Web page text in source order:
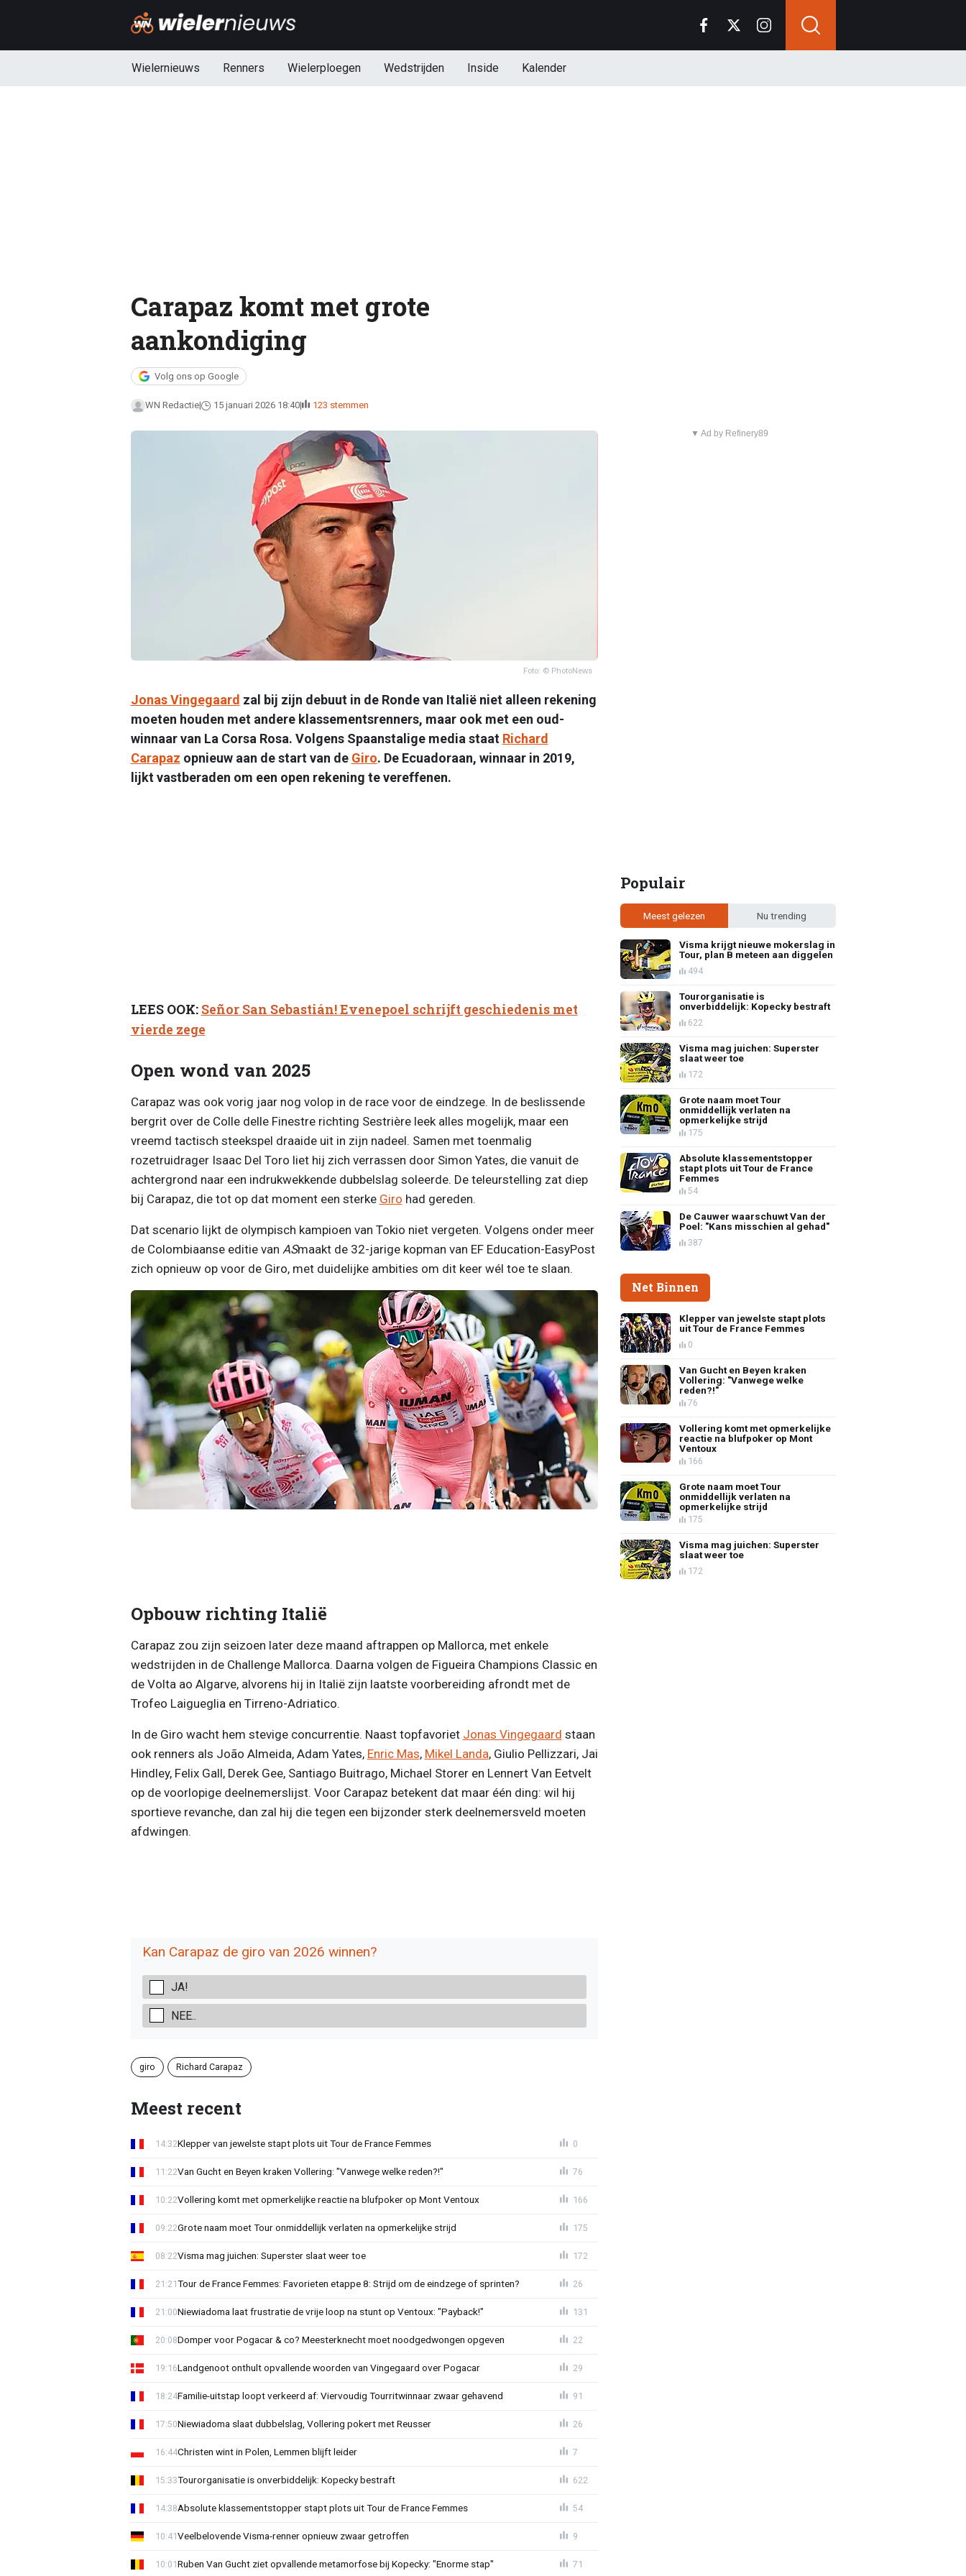
Wielernieuws Renners Wielerploegen Wedstrijden Inside Kalender
Carapaz komt met grote
aankondiging
Volg ons op Google
WN Redactie 15 januari 2026 18:40 123 stemmen
Foto: © PhotoNews
Jonas Vingegaard zal bij zijn debuut in de Ronde van Italië niet alleen rekening
moeten houden met andere klassementsrenners, maar ook met een oud-
winnaar van La Corsa Rosa. Volgens Spaanstalige media staat Richard
Carapaz opnieuw aan de start van de Giro. De Ecuadoraan, winnaar in 2019,
lijkt vastberaden om een open rekening te vereffenen.
LEES OOK: Señor San Sebastián! Evenepoel schrijft geschiedenis met
vierde zege
Open wond van 2025
Carapaz was ook vorig jaar nog volop in de race voor de eindzege. In de beslissende
bergrit over de Colle delle Finestre richting Sestrière leek alles mogelijk, maar een
vreemd tactisch steekspel draaide uit in zijn nadeel. Samen met toenmalig
rozetruidrager Isaac Del Toro liet hij zich verrassen door Simon Yates, die vanuit de
achtergrond naar een indrukwekkende dubbelslag soleerde. De teleurstelling zat diep
bij Carapaz, die tot op dat moment een sterke Giro had gereden.
Dat scenario lijkt de olympisch kampioen van Tokio niet vergeten. Volgens onder meer
de Colombiaanse editie van ASmaakt de 32-jarige kopman van EF Education-EasyPost
zich opnieuw op voor de Giro, met duidelijke ambities om dit keer wél toe te slaan.
Opbouw richting Italië
Carapaz zou zijn seizoen later deze maand aftrappen op Mallorca, met enkele
wedstrijden in de Challenge Mallorca. Daarna volgen de Figueira Champions Classic en
de Volta ao Algarve, alvorens hij in Italië zijn laatste voorbereiding afrondt met de
Trofeo Laigueglia en Tirreno-Adriatico.
In de Giro wacht hem stevige concurrentie. Naast topfavoriet Jonas Vingegaard staan
ook renners als João Almeida, Adam Yates, Enric Mas, Mikel Landa, Giulio Pellizzari, Jai
Hindley, Felix Gall, Derek Gee, Santiago Buitrago, Michael Storer en Lennert Van Eetvelt
op de voorlopige deelnemerslijst. Voor Carapaz betekent dat maar één ding: wil hij
sportieve revanche, dan zal hij die tegen een bijzonder sterk deelnemersveld moeten
afdwingen.
Kan Carapaz de giro van 2026 winnen?
JA!
NEE..
giro Richard Carapaz
Meest recent
Klepper van jewelste stapt plots uit Tour de France Femmes
14:32 0
Van Gucht en Beyen kraken Vollering: "Vanwege welke reden?!"
11:22 76
Vollering komt met opmerkelijke reactie na blufpoker op Mont Ventoux
10:22 166
Grote naam moet Tour onmiddellijk verlaten na opmerkelijke strijd
09:22 175
Visma mag juichen: Superster slaat weer toe
08:22 172
Tour de France Femmes: Favorieten etappe 8: Strijd om de eindzege of sprinten?
21:21 26
Niewiadoma laat frustratie de vrije loop na stunt op Ventoux: "Payback!"
21:00 131
Domper voor Pogacar & co? Meesterknecht moet noodgedwongen opgeven
20:08 22
Landgenoot onthult opvallende woorden van Vingegaard over Pogacar
19:16 29
Familie-uitstap loopt verkeerd af: Viervoudig Tourritwinnaar zwaar gehavend
18:24 91
Niewiadoma slaat dubbelslag, Vollering pokert met Reusser
17:50 26
Christen wint in Polen, Lemmen blijft leider
16:44 7
Tourorganisatie is onverbiddelijk: Kopecky bestraft
15:33 622
Absolute klassementstopper stapt plots uit Tour de France Femmes
14:38 54
Veelbelovende Visma-renner opnieuw zwaar getroffen
10:41 9
Ruben Van Gucht ziet opvallende metamorfose bij Kopecky: "Enorme stap"
10:01 71
▼ Ad by Refinery89
Populair
Meest gelezen Nu trending
Visma krijgt nieuwe mokerslag in
Tour, plan B meteen aan diggelen
494
Tourorganisatie is
onverbiddelijk: Kopecky bestraft
622
Visma mag juichen: Superster
slaat weer toe
172
Grote naam moet Tour
onmiddellijk verlaten na
opmerkelijke strijd
175
Absolute klassementstopper
stapt plots uit Tour de France
Femmes
54
De Cauwer waarschuwt Van der
Poel: "Kans misschien al gehad"
387
Net Binnen
Klepper van jewelste stapt plots
uit Tour de France Femmes
0
Van Gucht en Beyen kraken
Vollering: "Vanwege welke
reden?!"
76
Vollering komt met opmerkelijke
reactie na blufpoker op Mont
Ventoux
166
Grote naam moet Tour
onmiddellijk verlaten na
opmerkelijke strijd
175
Visma mag juichen: Superster
slaat weer toe
172